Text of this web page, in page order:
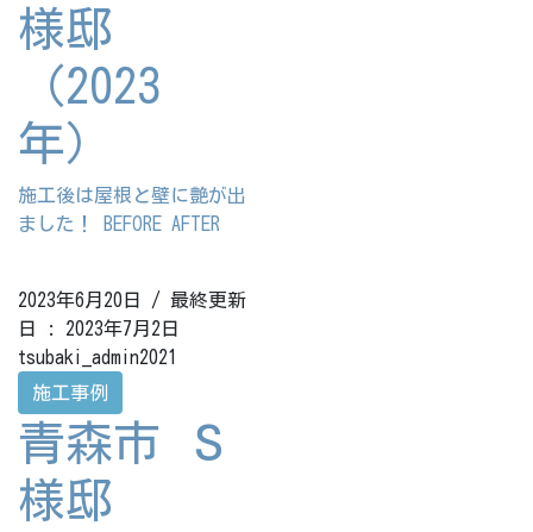
様邸
（2023
年）
施工後は屋根と壁に艶が出
ました！ BEFORE AFTER
2023年6月20日
/ 最終更新
日 : 2023年7月2日
tsubaki_admin2021
施工事例
青森市 Ｓ
様邸